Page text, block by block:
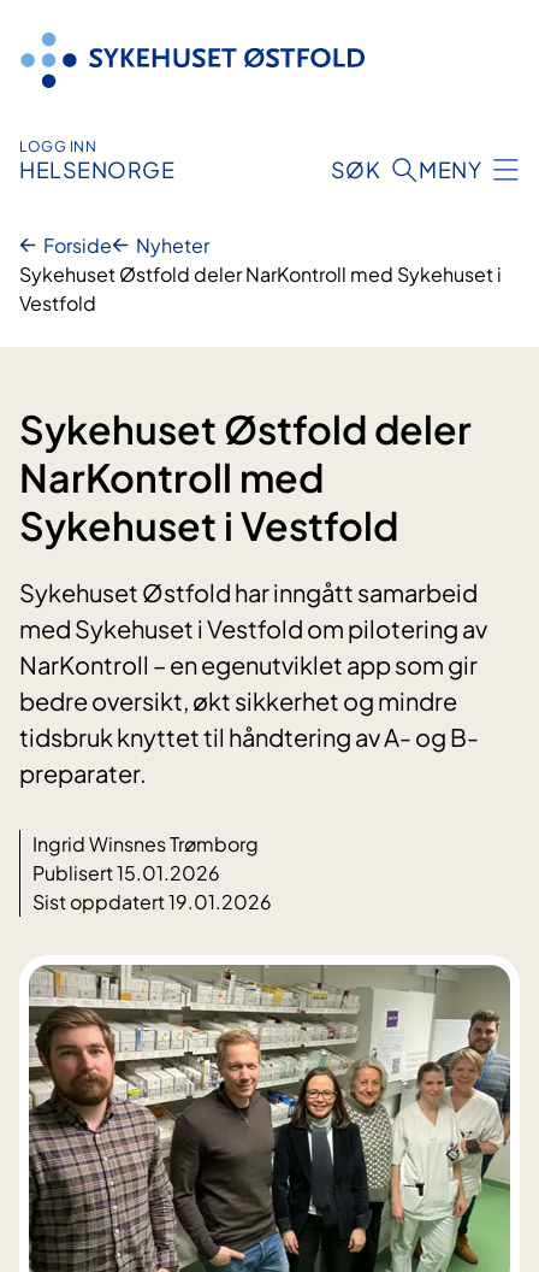
innhold
LOGG INN
HELSENORGE SØK MENY
Forside
Nyheter
Sykehuset Østfold deler NarKontroll med Sykehuset i
Vestfold
Sykehuset Østfold deler
NarKontroll med
Sykehuset i Vestfold
Sykehuset Østfold har inngått samarbeid
med Sykehuset i Vestfold om pilotering av
NarKontroll – en egenutviklet app som gir
bedre oversikt, økt sikkerhet og mindre
tidsbruk knyttet til håndtering av A- og B-
preparater.
Ingrid Winsnes Trømborg
Publisert 15.01.2026
Sist oppdatert 19.01.2026